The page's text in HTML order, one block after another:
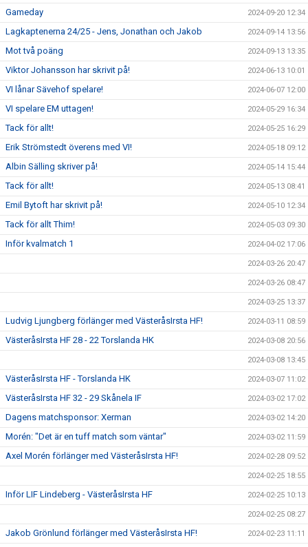
Gameday 2024-09-20 12:34
Lagkaptenerna 24/25 - Jens, Jonathan och Jakob 2024-09-14 13:56
Mot två poäng 2024-09-13 13:35
Viktor Johansson har skrivit på! 2024-06-13 10:01
VI lånar Sävehof spelare! 2024-06-07 12:00
VI spelare EM uttagen! 2024-05-29 16:34
Tack för allt! 2024-05-25 16:29
Erik Strömstedt överens med VI! 2024-05-18 09:12
Albin Sälling skriver på! 2024-05-14 15:44
Tack för allt! 2024-05-13 08:41
Emil Bytoft har skrivit på! 2024-05-10 12:34
Tack för allt Thim! 2024-05-03 09:30
Inför kvalmatch 1 2024-04-02 17:06
2024-03-26 20:47
2024-03-26 08:47
2024-03-25 13:37
Ludvig Ljungberg förlänger med VästeråsIrsta HF! 2024-03-11 08:59
VästeråsIrsta HF 28 - 22 Torslanda HK 2024-03-08 20:56
2024-03-08 13:45
VästeråsIrsta HF - Torslanda HK 2024-03-07 11:02
VästeråsIrsta HF 32 - 29 Skånela IF 2024-03-02 17:02
Dagens matchsponsor: Xerman 2024-03-02 14:20
Morén: "Det är en tuff match som väntar" 2024-03-02 11:59
Axel Morén förlänger med VästeråsIrsta HF! 2024-02-28 09:52
2024-02-25 18:55
Inför LIF Lindeberg - VästeråsIrsta HF 2024-02-25 10:13
2024-02-25 08:27
Jakob Grönlund förlänger med VästeråsIrsta HF! 2024-02-23 11:11